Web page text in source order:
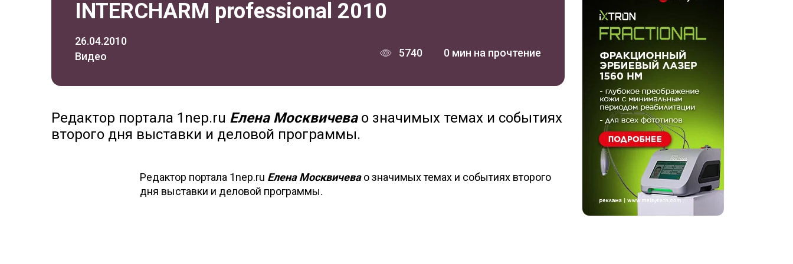
INTERCHARM professional 2010
26.04.2010
Видео
5740 0 мин на прочтение
Редактор портала 1nep.ru Елена Москвичевао значимых темах и событиях
второго дня выставки и деловой программы.
Редактор портала 1nep.ru Елена Москвичевао значимых темах и событиях второго
дня выставки и деловой программы.